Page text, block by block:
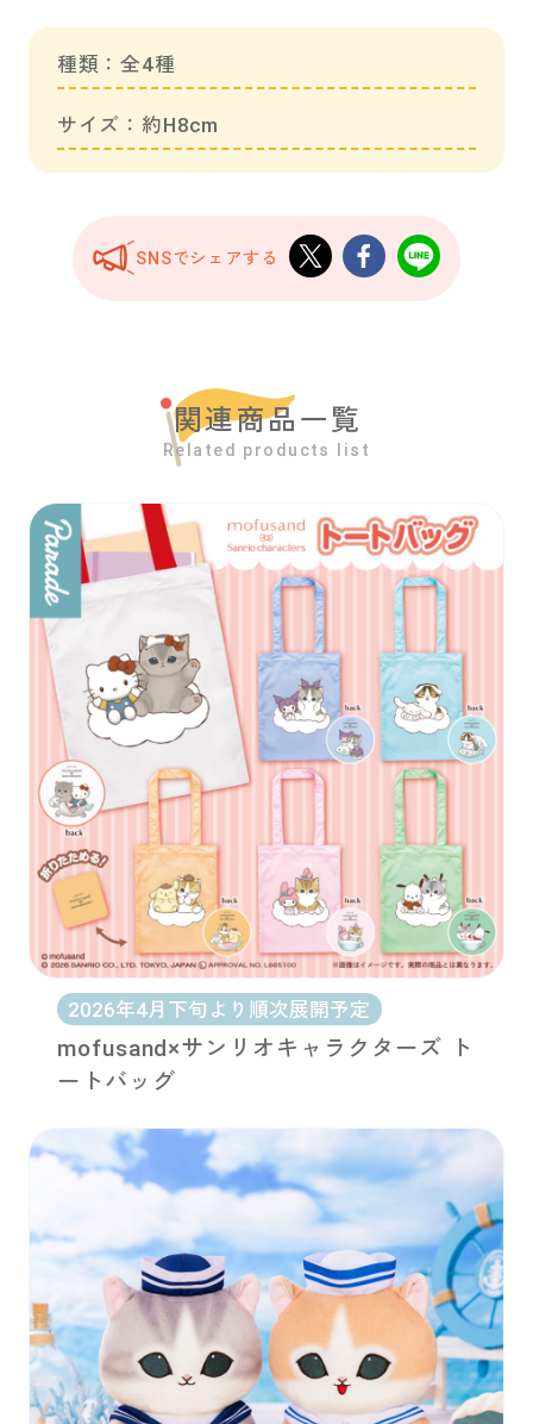
種類：全4種
サイズ：約H8cm
SNSでシェアする
関連商品一覧
Related products list
2026年4月下旬より順次展開予定
mofusand×サンリオキャラクターズ ト
ートバッグ